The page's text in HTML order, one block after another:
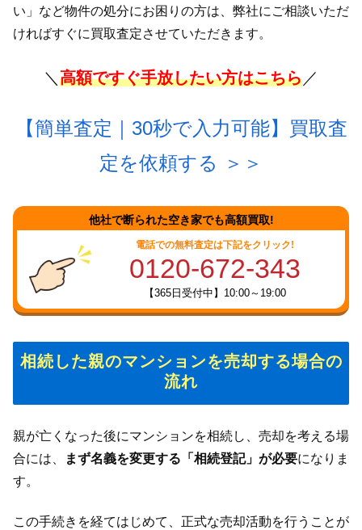
い」など物件の処分にお困りの方は、弊社にご相談いただ
ければすぐに買取査定させていただきます。
＼ 高額ですぐ手放したい方はこちら／
【簡単査定｜30秒で入力可能】買取査
定を依頼する
＞＞
他社で断られた空き家でも高額買取!
電話での無料査定は下記をクリック!
0120-672-343
【365日受付中】10:00～19:00
相続した親のマンションを売却する場合の
流れ
親が亡くなった後にマンションを相続し、売却を考える場
合には、
まず名義を変更する「相続登記」が必要になりま
す。
この手続きを経てはじめて、正式な売却活動を行うことが